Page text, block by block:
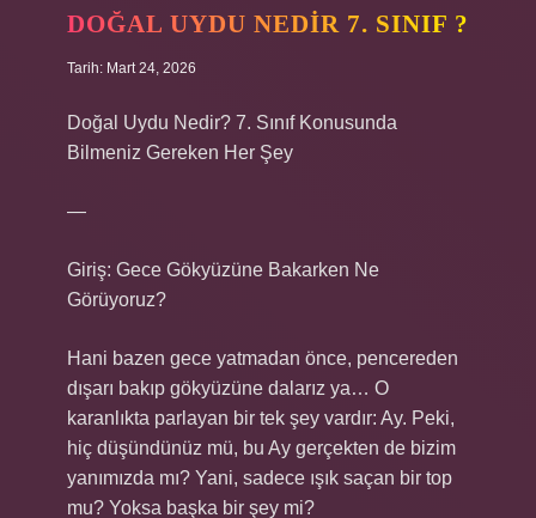
Hakkımızda
DOĞAL UYDU NEDIR 7. SINIF ?
Tarih: Mart 24, 2026
Doğal Uydu Nedir? 7. Sınıf Konusunda
Bilmeniz Gereken Her Şey
—
Giriş: Gece Gökyüzüne Bakarken Ne
Görüyoruz?
Hani bazen gece yatmadan önce, pencereden
dışarı bakıp gökyüzüne dalarız ya… O
karanlıkta parlayan bir tek şey vardır: Ay. Peki,
hiç düşündünüz mü, bu Ay gerçekten de bizim
yanımızda mı? Yani, sadece ışık saçan bir top
mu? Yoksa başka bir şey mi?